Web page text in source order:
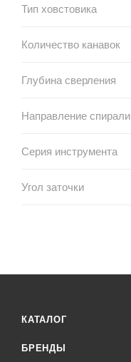
Тип ховстовика
Количество канавок
Глубина сверления
Направление спирали
Серия инструмента
Угол заточки
КАТАЛОГ
БРЕНДЫ